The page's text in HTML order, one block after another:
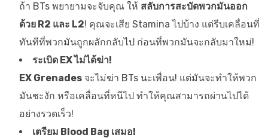
ถ้า BTs พยายามจะจับคุณ ให้ สลับการสะบัดพวกมันออก
ด้วย R2 และ L2! คุณจะเสีย Stamina ไปบ้าง แต่รีบเคลื่อนที่
ทันทีที่พวกมันถูกผลักกลับไป ก่อนที่พวกมันจะกลับมาใหม่!
ระเบิด EX ไม่ได้ฆ่า!
EX Grenades จะไม่ฆ่า BTs นะเพื่อน! แต่มันจะทำให้พวก
มันชะงัก หรือเคลื่อนที่หนีไป ทำให้คุณสามารถผ่านไปได้
อย่างรวดเร็ว!
เตรียม Blood Bag เสมอ!